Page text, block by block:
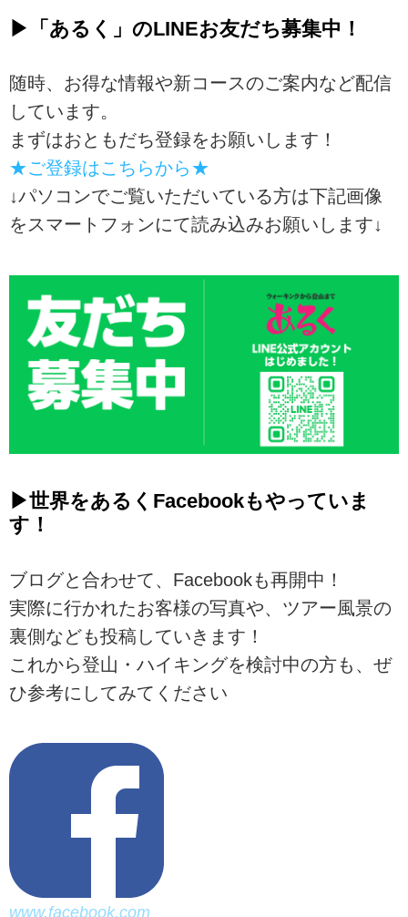
ツーリズム
く】海外ハイキ...
るぺんちゃん」！
んがなぜ空を飛ぶのをやめて「あ
るく旅」に出たのか、その心温ま
す。
さらに！皆さんに絶対見逃してほ
しくない耳寄り情報があります。
あるぺんちゃんのデビューを記念
して、本日より「Facebookフォ
ロ...
羽田・成田空港でも、大きな荷物
「海外の山なんて、日本の山を極
そう思われている方も多いかもし
れません。ですが、実は日頃日本
の山は登ったことがない方でも歩
けるような海外のハイキングルー
トは沢山あります！
その理由は、ルートの歩きやすさ
日本の山は急峻な登りや岩場が多
いのが特徴ですが、...
【本日のライブ紹介】一生モノの
景色に出会う世界の歩き旅。
います！
ばいいかわからない…」
そんなお悩みをお持ちの方へ！お
すすめの世界の歩き旅をご紹介！
ライブコマース未試聴の方は下記
よりアーカイブ配信をご覧くださ
本日のライブコマースでは、世界
中の絶景を知り尽くした私たち
が、自信を持っておすすめする
「絶対に失敗しない3つの国」を厳
選してご紹介します。
海外ハイキング・トレッキング・
登山ツアー｜世...
▶「あるく」のLINEお友だち募集中！
随時、お得な情報や新コースのご案内など配信
しています。
まずはおともだち登録をお願いします！
★ご登録はこちらから★
↓パソコンでご覧いただいている方は下記画像
をスマートフォンにて読み込みお願いします↓
▶世界をあるくFacebookもやっていま
す！
ブログと合わせて、Facebookも再開中！
実際に行かれたお客様の写真や、ツアー風景の
裏側なども投稿していきます！
これから登山・ハイキングを検討中の方も、ぜ
ひ参考にしてみてください
www.facebook.com